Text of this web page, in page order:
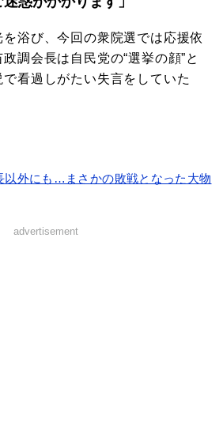
浴び、今回の衆院選では応援依
調会長は自民党の“選挙の顔”と
看過しがたい失言をしていた
以外にも…まさかの敗戦となった大物
advertisement